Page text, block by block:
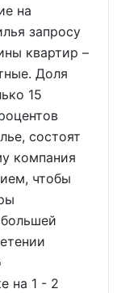
на
запросу
квартир –
Доля
15
состоят
компания
чтобы
на 1 - 2